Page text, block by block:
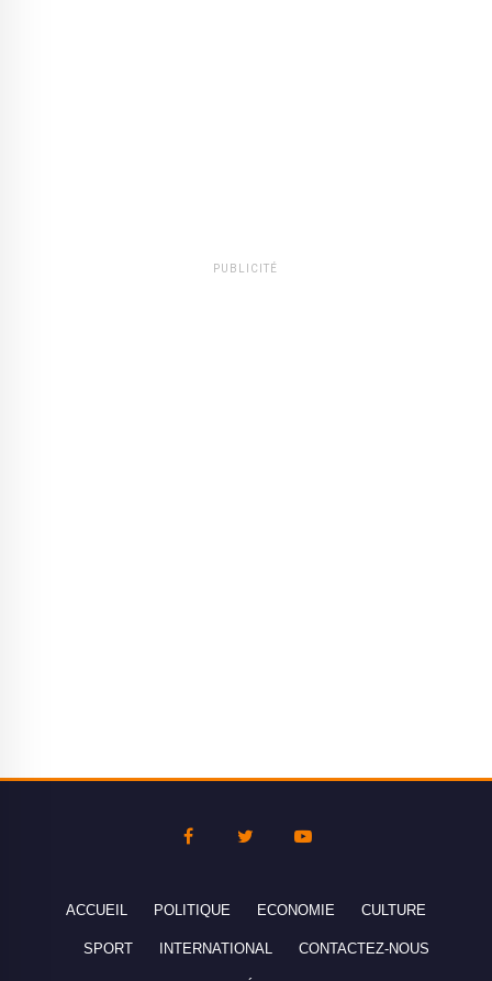
PUBLICITÉ
ACCUEIL POLITIQUE ECONOMIE CULTURE
SPORT INTERNATIONAL CONTACTEZ-NOUS